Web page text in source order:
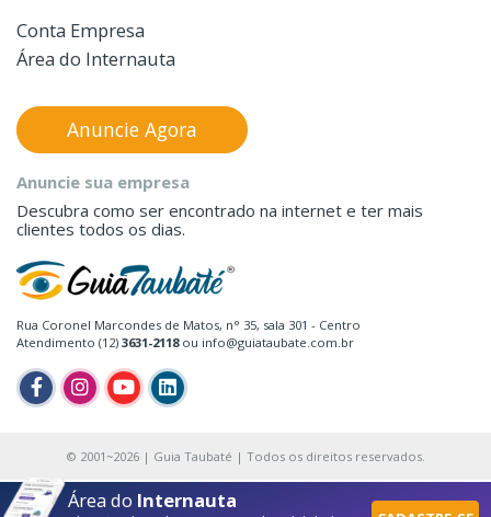
Conta Empresa
Área do Internauta
Rua Coronel Marcondes de Matos, n° 35, sala 301 - Centro
Atendimento (12) 3631-2118ou info@guiataubate.com.br
Anuncie sua empresa
Descubra como ser encontrado na internet e ter mais
clientes todos os dias.
Anuncie Agora
© 2001~2026 | Guia Taubaté | Todos os direitos reservados.
Área do Internauta